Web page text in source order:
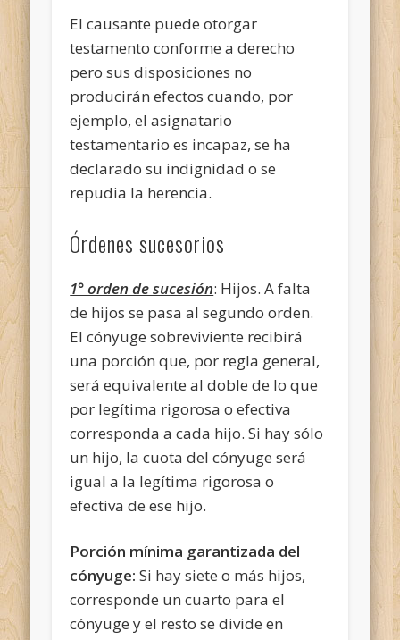
El causante puede otorgar
testamento conforme a derecho
pero sus disposiciones no
producirán efectos cuando, por
ejemplo, el asignatario
testamentario es incapaz, se ha
declarado su indignidad o se
repudia la herencia.
Órdenes sucesorios
1° orden de sucesión: Hijos. A falta
de hijos se pasa al segundo orden.
El cónyuge sobreviviente recibirá
una porción que, por regla general,
será equivalente al doble de lo que
por legítima rigorosa o efectiva
corresponda a cada hijo. Si hay sólo
un hijo, la cuota del cónyuge será
igual a la legítima rigorosa o
efectiva de ese hijo.
Porción mínima garantizada del
cónyuge: Si hay siete o más hijos,
corresponde un cuarto para el
cónyuge y el resto se divide en